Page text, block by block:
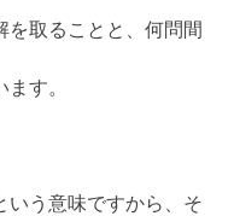
を取ることと、何問間
す。
いう意味ですから、そ